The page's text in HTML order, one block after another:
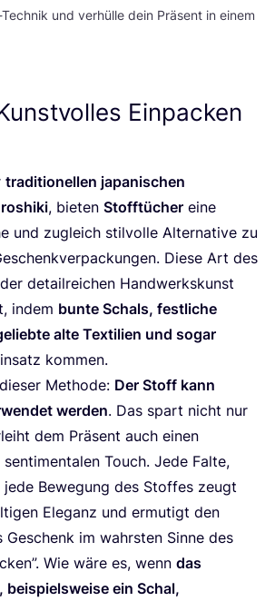
und verhülle dein Präsent in einem
Einpacken
tra­di­tio­nel­len japa­ni­schen
, bie­ten Stoff­tü­cher eine
und zugleich stil­vol­le Alter­na­ti­ve zu
Die­se Art des
detail­rei­chen Hand­werks­kunst
indem bun­te Schals, fest­li­che
alte Tex­ti­li­en und sogar
kommen.
Metho­de: Der Stoff kann
wer­den. Das spart nicht nur
dem Prä­sent auch einen
Touch. Jede Fal­te,
jede Bewe­gung des Stof­fes zeugt
Ele­ganz und ermu­tigt den
Geschenk im wahrs­ten Sin­ne des
Wie wäre es, wenn das
bei­spiels­wei­se ein Schal,